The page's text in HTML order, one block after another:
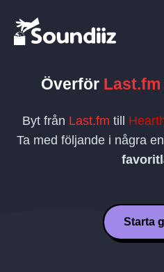
Överför Last.fm
Byt från Last.fm till
Ta med följande i några
Starta